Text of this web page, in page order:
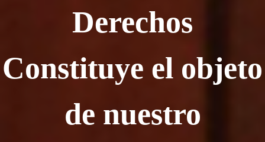
Derechos
Constituye el objeto
de nuestro